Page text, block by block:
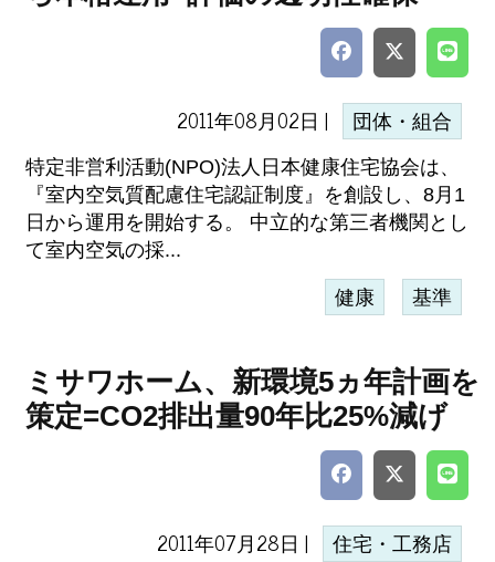
2011年08月02日 | 団体・組合
特定非営利活動(NPO)法人日本健康住宅協会は、
『室内空気質配慮住宅認証制度』を創設し、8月1
日から運用を開始する。 中立的な第三者機関とし
て室内空気の採...
健康 基準
ミサワホーム、新環境5ヵ年計画を
策定=CO2排出量90年比25%減げ
2011年07月28日 | 住宅・工務店